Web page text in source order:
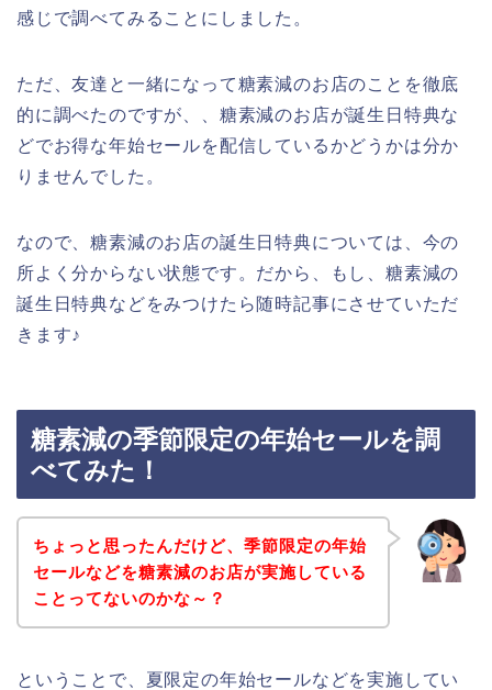
感じで調べてみることにしました。
ただ、友達と一緒になって糖素減のお店のことを徹底
的に調べたのですが、、糖素減のお店が誕生日特典な
どでお得な年始セールを配信しているかどうかは分か
りませんでした。
なので、糖素減のお店の誕生日特典については、今の
所よく分からない状態です。だから、もし、糖素減の
誕生日特典などをみつけたら随時記事にさせていただ
きます♪
糖素減の季節限定の年始セールを調
べてみた！
ちょっと思ったんだけど、季節限定の年始
セールなどを糖素減のお店が実施している
ことってないのかな～？
ということで、夏限定の年始セールなどを実施してい